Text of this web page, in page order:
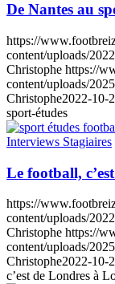
De Nantes au
https://
content/uploads/
Christophe https://
content/uploads/
Christophe2022-10-
sport-études
Interviews Stagiaires
Le football,
https://
content/uploads/
Christophe https://
content/uploads/
Christophe2022-10-
c’est de Londres à